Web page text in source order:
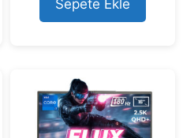
f
5
Sepete Ekle